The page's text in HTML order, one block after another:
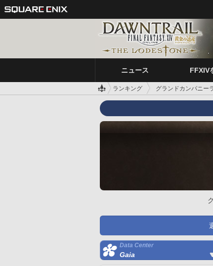
ニュース FFXIV
ランキング グランドカンパニー
Data Center
Gaia